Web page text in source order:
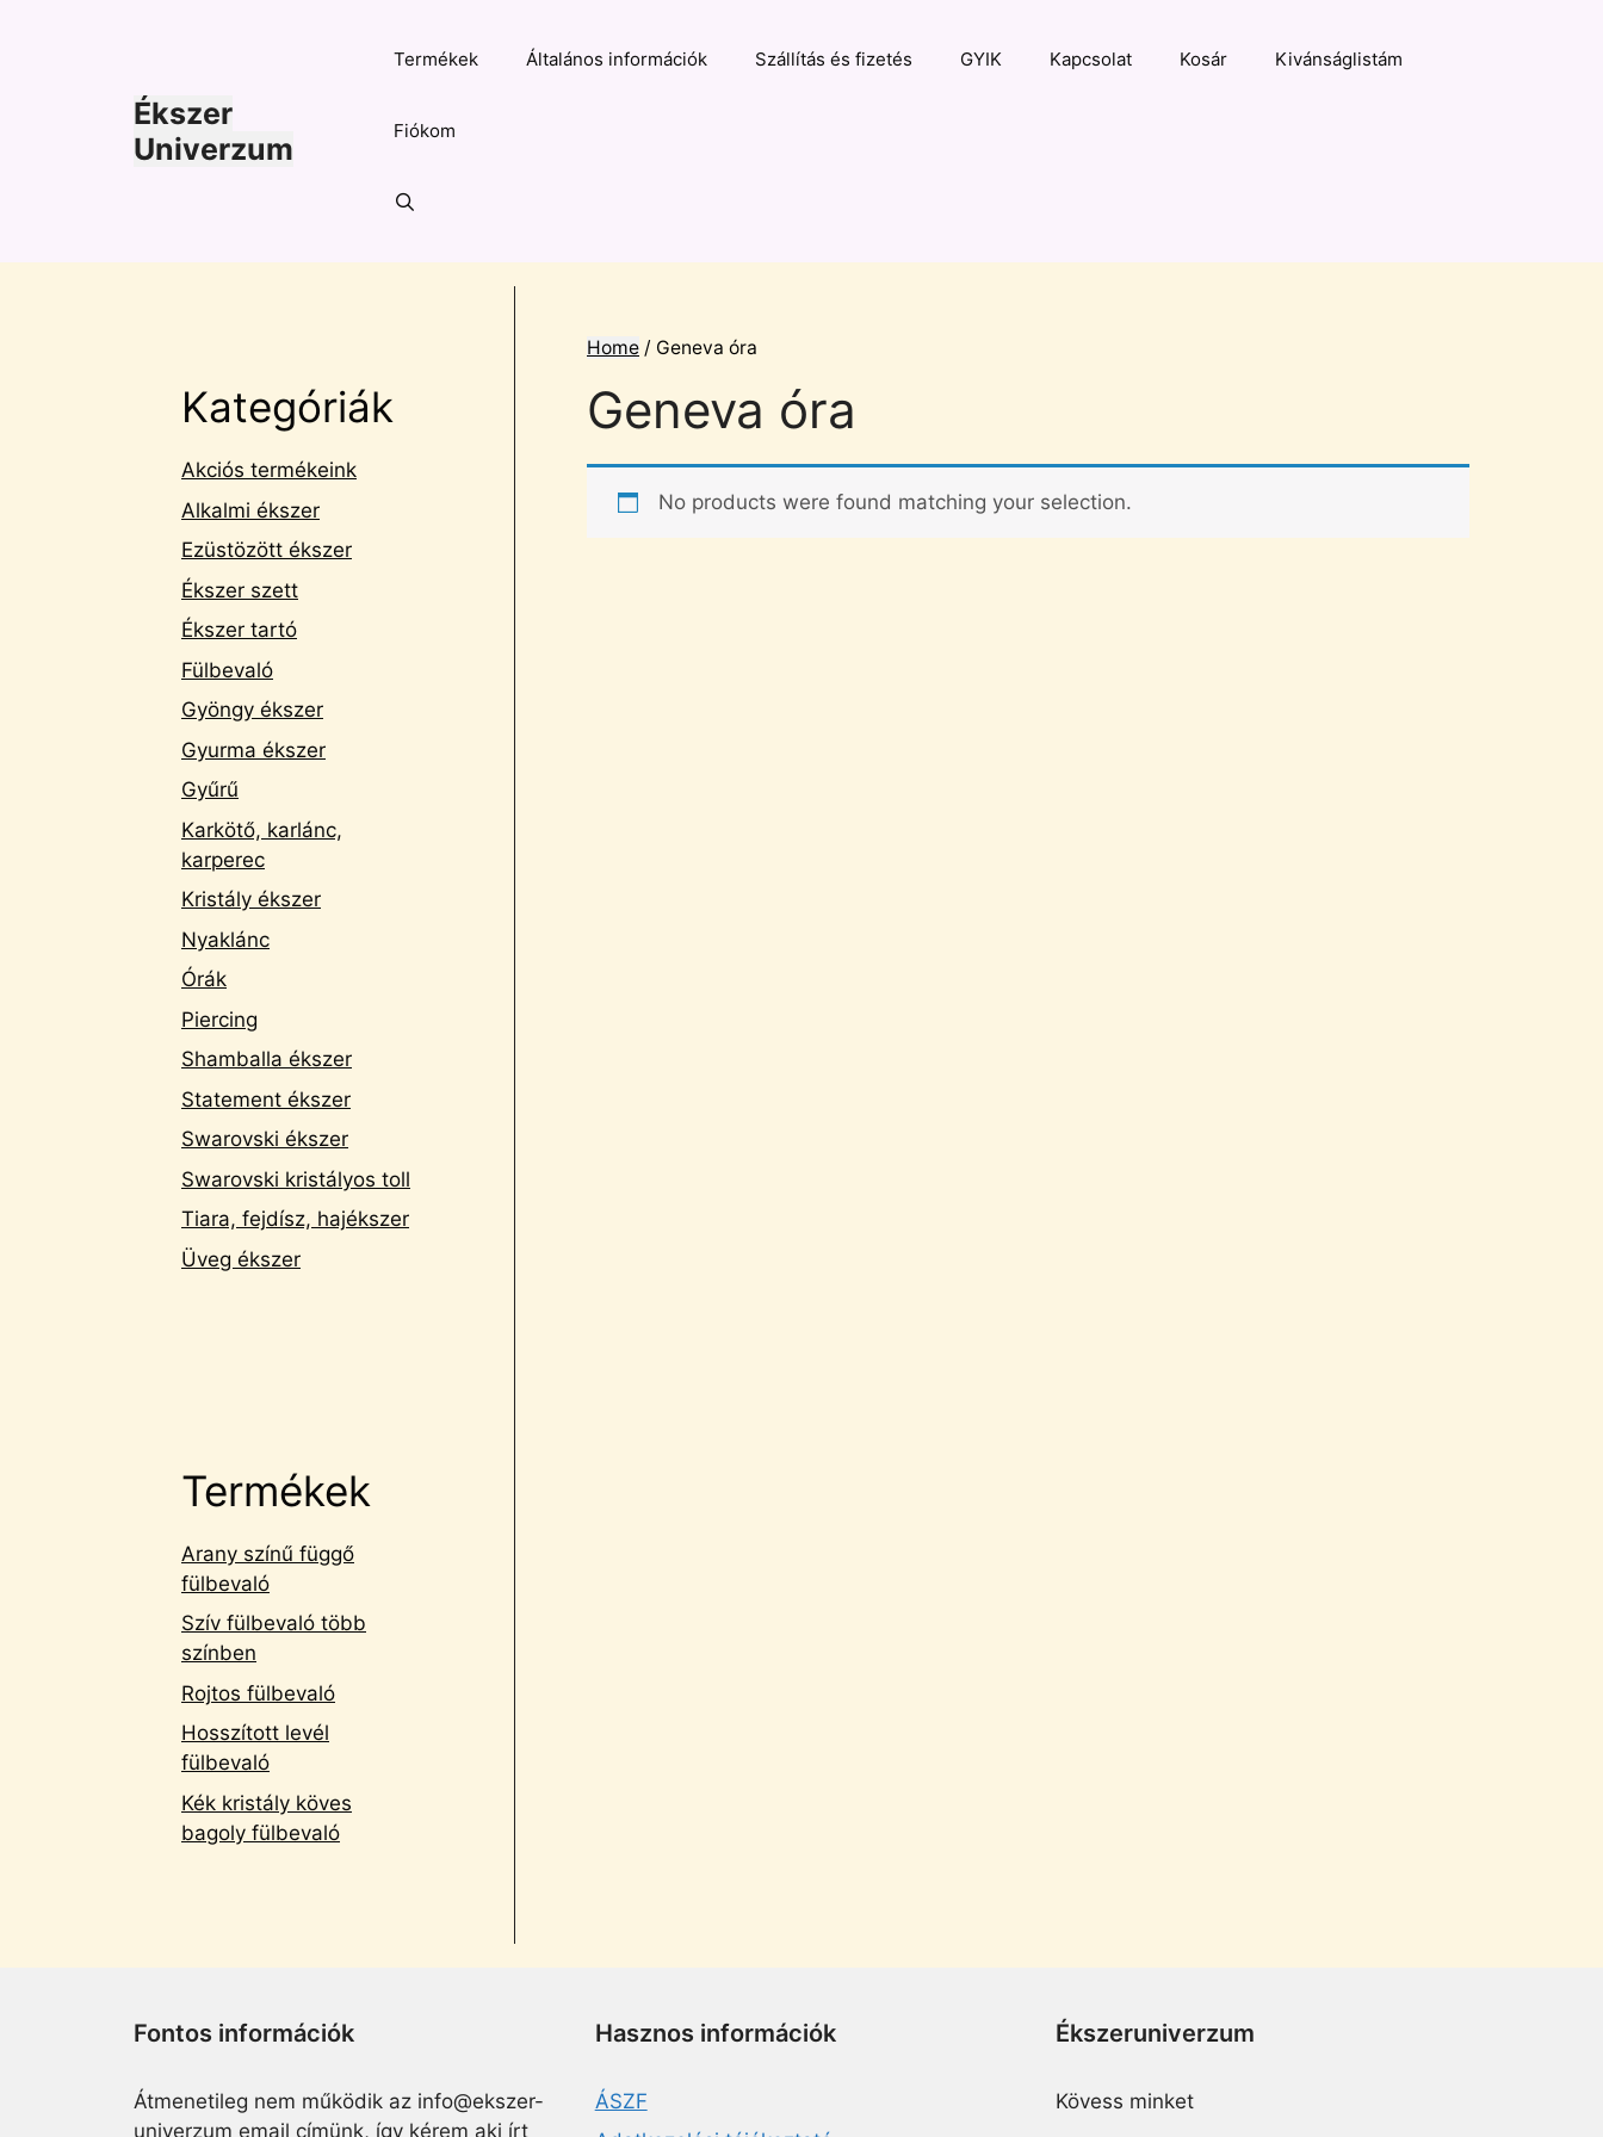
Ékszer
Univerzum
Termékek Általános információk Szállítás és fizetés GYIK Kapcsolat Kosár Kivánságlistám
Fiókom
Home / Geneva óra
Geneva óra
No products were found matching your selection.
Kategóriák
Akciós termékeink
Alkalmi ékszer
Ezüstözött ékszer
Ékszer szett
Ékszer tartó
Fülbevaló
Gyöngy ékszer
Gyurma ékszer
Gyűrű
Karkötő, karlánc,
karperec
Kristály ékszer
Nyaklánc
Órák
Piercing
Shamballa ékszer
Statement ékszer
Swarovski ékszer
Swarovski kristályos toll
Tiara, fejdísz, hajékszer
Üveg ékszer
Termékek
Arany színű függő
fülbevaló
Szív fülbevaló több
színben
Rojtos fülbevaló
Hosszított levél
fülbevaló
Kék kristály köves
bagoly fülbevaló
Fontos információk
Átmenetileg nem működik az info@ekszer-
univerzum email címünk, így kérem aki írt
Hasznos információk
ÁSZF
Ékszeruniverzum
Kövess minket